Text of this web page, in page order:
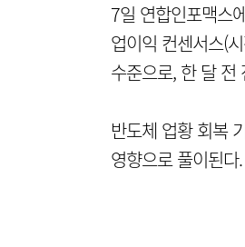
7일 연합인포맥스
업이익 컨센서스(
수준으로, 한 달 전
반도체 업황 회복
영향으로 풀이된다.